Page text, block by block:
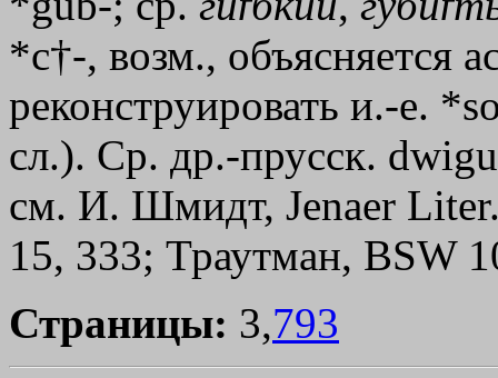
*с†-, возм., объясняется
реконструировать и.-е.
сл.). Ср. др.-прусск.
см. И. Шмидт, Jеnаеr
15, 333; Траутман, ВSW
Страницы: 3,793